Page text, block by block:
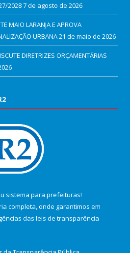
20287 de agosto de 2026
MAIO LARANJA E APROVA
URBANA21 de maio de 2026
DIRETRIZES ORÇAMENTÁRIAS
sistema para prefeituras!
completa, onde garantimos em
das leis de transparência